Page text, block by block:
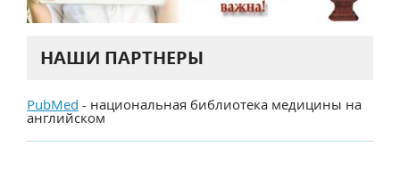
НАШИ ПАРТНЕРЫ
PubMed - национальная библиотека медицины на
английском